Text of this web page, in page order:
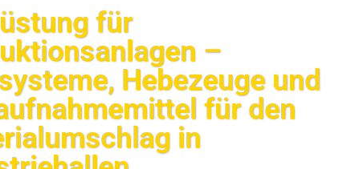
für
–
Hebezeuge und
für den
in